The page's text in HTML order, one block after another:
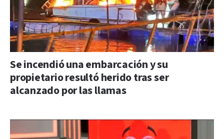
Se incendió una embarcación y su
propietario resultó herido tras ser
alcanzado por las llamas